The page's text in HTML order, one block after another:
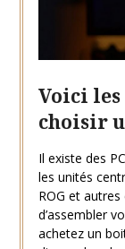
Voici
choisir
Il existe des
les unités
ROG et
d’assembler
achetez un